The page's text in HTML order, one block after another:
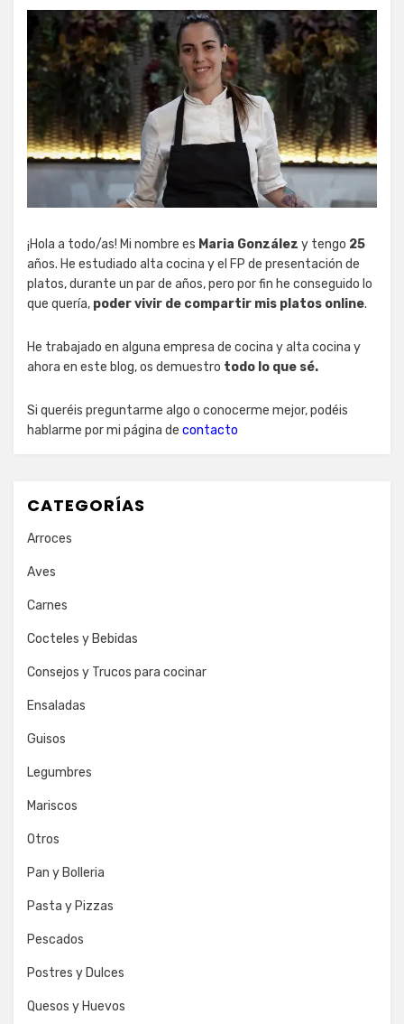
¡Hola a todo/as! Mi nombre es Maria González y tengo 25
años. He estudiado alta cocina y el FP de presentación de
platos, durante un par de años, pero por fin he conseguido lo
que quería, poder vivir de compartir mis platos online.
He trabajado en alguna empresa de cocina y alta cocina y
ahora en este blog, os demuestro todo lo que sé.
Si queréis preguntarme algo o conocerme mejor, podéis
hablarme por mi página de contacto
CATEGORÍAS
Arroces
Aves
Carnes
Cocteles y Bebidas
Consejos y Trucos para cocinar
Ensaladas
Guisos
Legumbres
Mariscos
Otros
Pan y Bolleria
Pasta y Pizzas
Pescados
Postres y Dulces
Quesos y Huevos